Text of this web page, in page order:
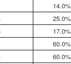
14.0%
25.0%
17.0%
60.0%
60.0%